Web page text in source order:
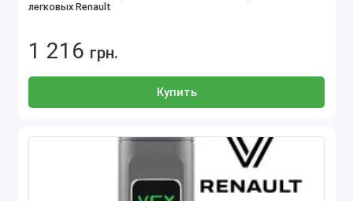
легковых Renault
1 216 грн.
Купить